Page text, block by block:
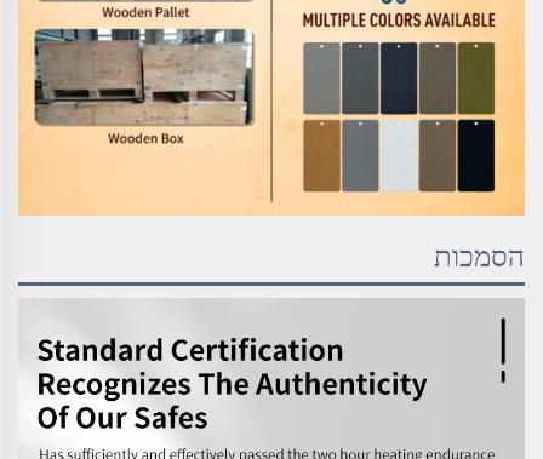
הסמכות